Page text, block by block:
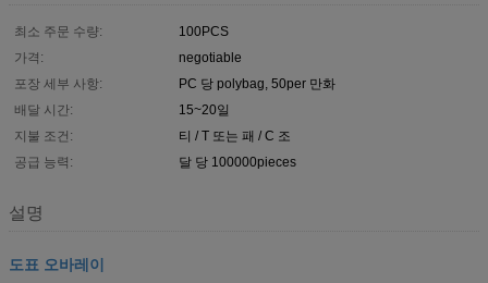
최소 주문 수량:
100PCS
가격:
negotiable
포장 세부 사항:
PC 당 polybag, 50per 만화
배달 시간:
15~20일
지불 조건:
티 / T 또는 패 / C 조
공급 능력:
달 당 100000pieces
설명
도표 오바레이